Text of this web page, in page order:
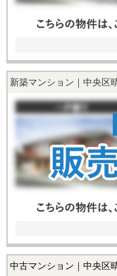
新築マンション｜中央区
中古マンション｜中央区